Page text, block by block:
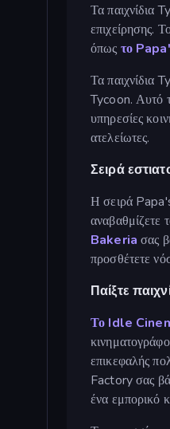
Τα παιχνίδια
επιχείρησης.
όπως το
Τα παιχνίδια
Tycoon. Αυτό
υπηρεσίες
ατελείωτες.
Σειρά
Η σειρά Papa's
Bakeria σας
προσθέτετε
Παίξτε
Το Idle
επικεφαλής
Factory σας
ένα εμπορικό